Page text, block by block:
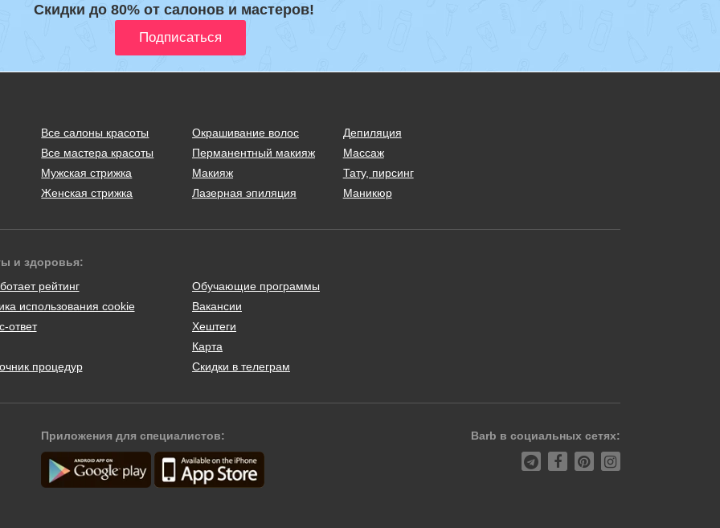
Скидки до 80% от салонов и мастеров!
Все салоны красоты
Все мастера красоты
Мужская стрижка
Женская стрижка
Окрашивание волос
Перманентный макияж
Макияж
Лазерная эпиляция
Депиляция
Массаж
Тату, пирсинг
Маникюр
и здоровья:
рейтинг
использования cookie
ответ
процедур
Обучающие программы
Вакансии
Хештеги
Карта
Скидки в телеграм
Приложения для специалистов: Barb в социальных сетях: